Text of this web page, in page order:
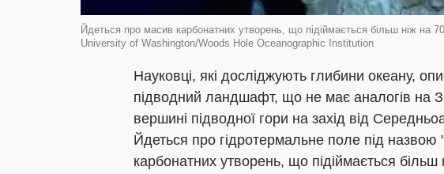
Йдеться про масив карбонатних утворень, що підіймається більш ніж на
University of Washington/Woods Hole Oceanographic Institution
Науковці, які досліджують глибини океану,
підводний ландшафт, що не має аналогів на
вершині підводної гори на захід від
Йдеться про гідротермальне поле під
карбонатних утворень, що підіймається більш